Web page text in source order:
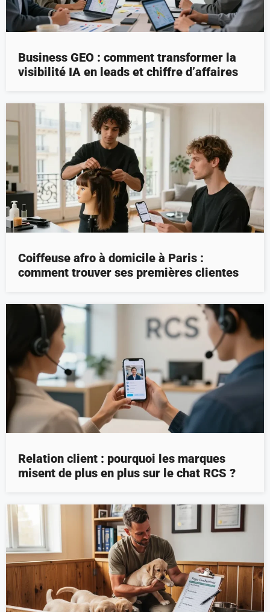
Business GEO : comment transformer la
visibilité IA en leads et chiffre d’affaires
Coiffeuse afro à domicile à Paris :
comment trouver ses premières clientes
Relation client : pourquoi les marques
misent de plus en plus sur le chat RCS ?